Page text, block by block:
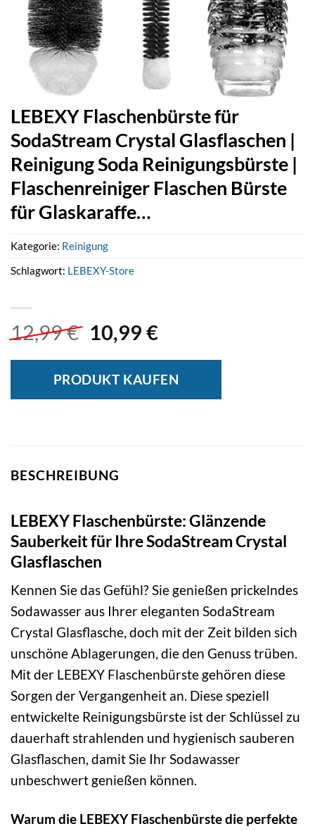
LEBEXY Flaschenbürste für
SodaStream Crystal Glasflaschen |
Reinigung Soda Reinigungsbürste |
Flaschenreiniger Flaschen Bürste
für Glaskaraffe…
12,99€ Ursprünglicher
war:
12,99 €
10,99 €Aktueller
ist:
10,99 €.
PRODUKT KAUFEN
Kategorie: Reinigung
Schlagwort: LEBEXY-Store
BESCHREIBUNG
LEBEXY Flaschenbürste: Glänzende
Sauberkeit für Ihre SodaStream Crystal
Glasflaschen
Kennen Sie das Gefühl? Sie genießen prickelndes
Sodawasser aus Ihrer eleganten SodaStream
Crystal Glasflasche, doch mit der Zeit bilden sich
unschöne Ablagerungen, die den Genuss trüben.
Mit der LEBEXY Flaschenbürste gehören diese
Sorgen der Vergangenheit an. Diese speziell
entwickelte Reinigungsbürste ist der Schlüssel zu
dauerhaft strahlenden und hygienisch sauberen
Glasflaschen, damit Sie Ihr Sodawasser
unbeschwert genießen können.
Warum die LEBEXY Flaschenbürste die perfekte